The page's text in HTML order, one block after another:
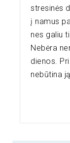
stresinės
į namus
nes galiu
Nebėra
dienos.
nebūtina